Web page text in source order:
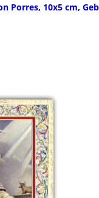
Porres, 10x5 cm,